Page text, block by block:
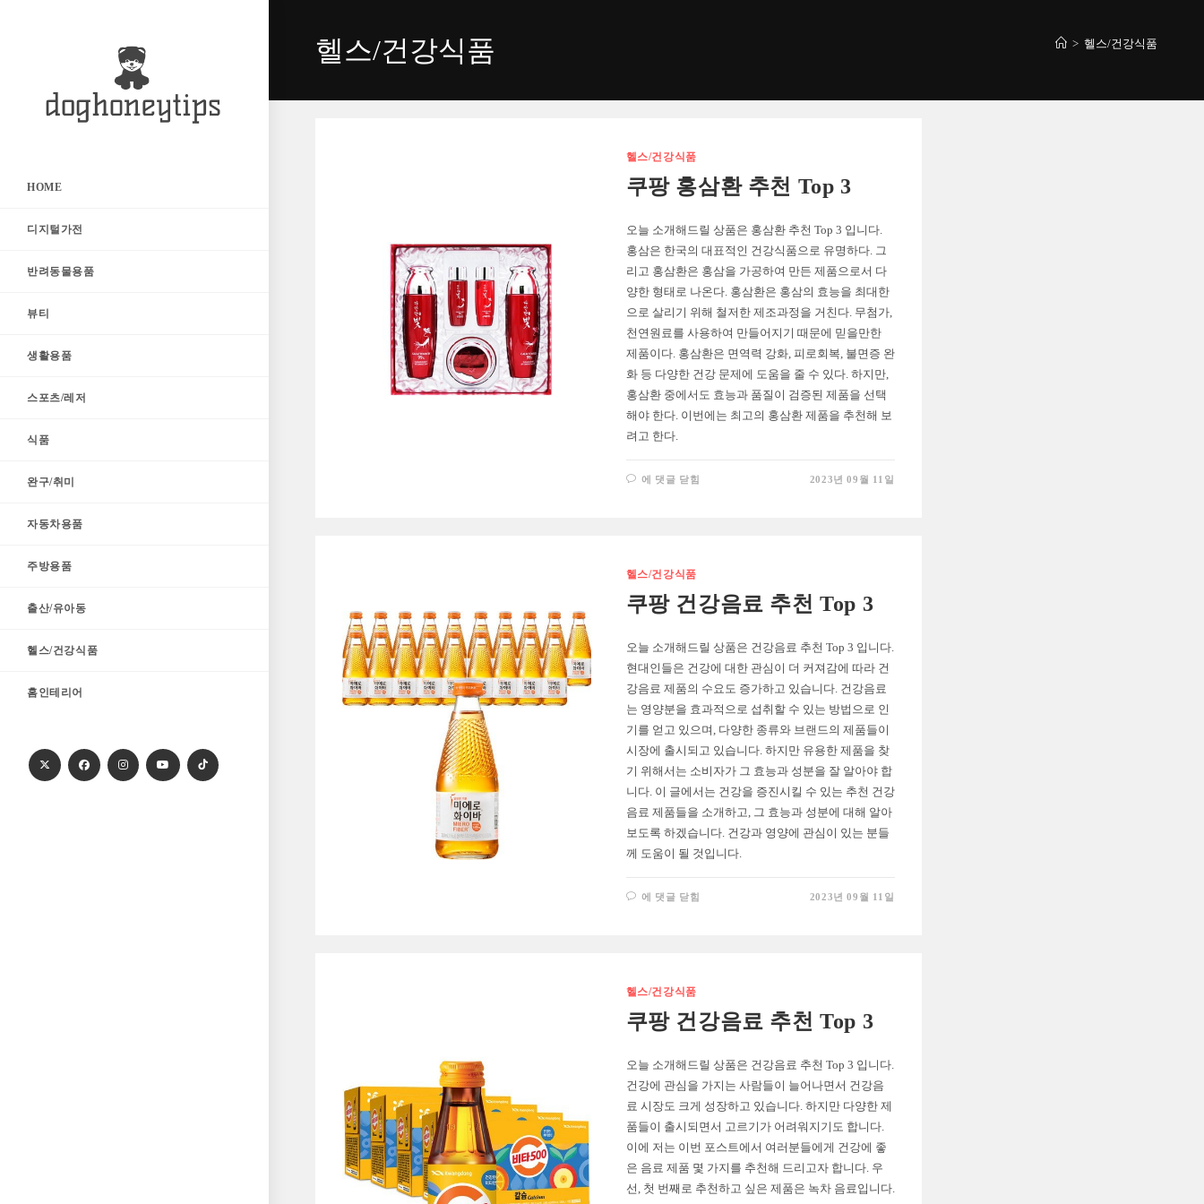
HOME
디지털가전
반려동물용품
뷰티
생활용품
스포츠/레저
식품
완구/취미
자동차용품
주방용품
출산/유아동
헬스/건강식품
홈인테리어
헬스/건강식품 > 헬스/건강식품
헬스/건강식품
쿠팡 홍삼환 추천 Top 3
오늘 소개해드릴 상품은 홍삼환 추천 Top 3 입니다.
홍삼은 한국의 대표적인 건강식품으로 유명하다. 그
리고 홍삼환은 홍삼을 가공하여 만든 제품으로서 다
양한 형태로 나온다. 홍삼환은 홍삼의 효능을 최대한
으로 살리기 위해 철저한 제조과정을 거친다. 무첨가,
천연원료를 사용하여 만들어지기 때문에 믿을만한
제품이다. 홍삼환은 면역력 강화, 피로회복, 불면증 완
화 등 다양한 건강 문제에 도움을 줄 수 있다. 하지만,
홍삼환 중에서도 효능과 품질이 검증된 제품을 선택
해야 한다. 이번에는 최고의 홍삼환 제품을 추천해 보
려고 한다.
쿠
3
에 댓글 닫힘 2023년 09월 11일
헬스/건강식품
쿠팡 건강음료 추천 Top 3
오늘 소개해드릴 상품은 건강음료 추천 Top 3 입니다.
현대인들은 건강에 대한 관심이 더 커져감에 따라 건
강음료 제품의 수요도 증가하고 있습니다. 건강음료
는 영양분을 효과적으로 섭취할 수 있는 방법으로 인
기를 얻고 있으며, 다양한 종류와 브랜드의 제품들이
시장에 출시되고 있습니다. 하지만 유용한 제품을 찾
기 위해서는 소비자가 그 효능과 성분을 잘 알아야 합
니다. 이 글에서는 건강을 증진시킬 수 있는 추천 건강
음료 제품들을 소개하고, 그 효능과 성분에 대해 알아
보도록 하겠습니다. 건강과 영양에 관심이 있는 분들
께 도움이 될 것입니다.
쿠
TOP
에 댓글 닫힘 2023년 09월 11일
헬스/건강식품
쿠팡 건강음료 추천 Top 3
오늘 소개해드릴 상품은 건강음료 추천 Top 3 입니다.
건강에 관심을 가지는 사람들이 늘어나면서 건강음
료 시장도 크게 성장하고 있습니다. 하지만 다양한 제
품들이 출시되면서 고르기가 어려워지기도 합니다.
이에 저는 이번 포스트에서 여러분들에게 건강에 좋
은 음료 제품 몇 가지를 추천해 드리고자 합니다. 우
선, 첫 번째로 추천하고 싶은 제품은 녹차 음료입니다.